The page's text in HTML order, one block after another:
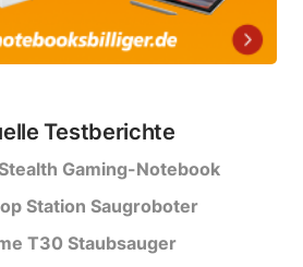
Testberichte
Gaming-Notebook
Station Saugroboter
T30 Staubsauger